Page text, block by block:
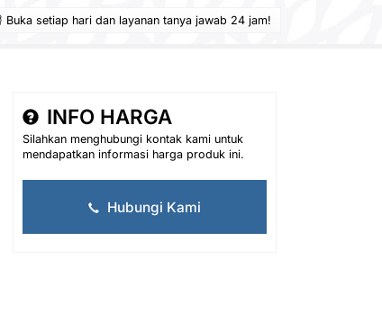
Buka setiap hari dan layanan tanya jawab 24 jam!
INFO HARGA
Silahkan menghubungi kontak kami untuk
mendapatkan informasi harga produk ini.
Hubungi Kami